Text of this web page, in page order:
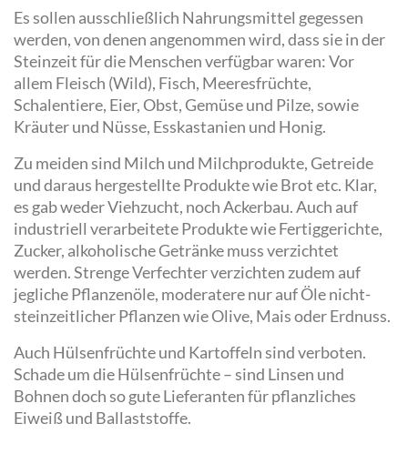
Es sollen ausschließlich Nahrungsmittel gegessen
werden, von denen angenommen wird, dass sie in der
Steinzeit für die Menschen verfügbar waren: Vor
allem Fleisch (Wild), Fisch, Meeresfrüchte,
Schalentiere, Eier, Obst, Gemüse und Pilze, sowie
Kräuter und Nüsse, Esskastanien und Honig.
Zu meiden sind Milch und Milchprodukte, Getreide
und daraus hergestellte Produkte wie Brot etc. Klar,
es gab weder Viehzucht, noch Ackerbau. Auch auf
industriell verarbeitete Produkte wie Fertiggerichte,
Zucker, alkoholische Getränke muss verzichtet
werden. Strenge Verfechter verzichten zudem auf
jegliche Pflanzenöle, moderatere nur auf Öle nicht-
steinzeitlicher Pflanzen wie Olive, Mais oder Erdnuss.
Auch Hülsenfrüchte und Kartoffeln sind verboten.
Schade um die Hülsenfrüchte – sind Linsen und
Bohnen doch so gute Lieferanten für pflanzliches
Eiweiß und Ballaststoffe.